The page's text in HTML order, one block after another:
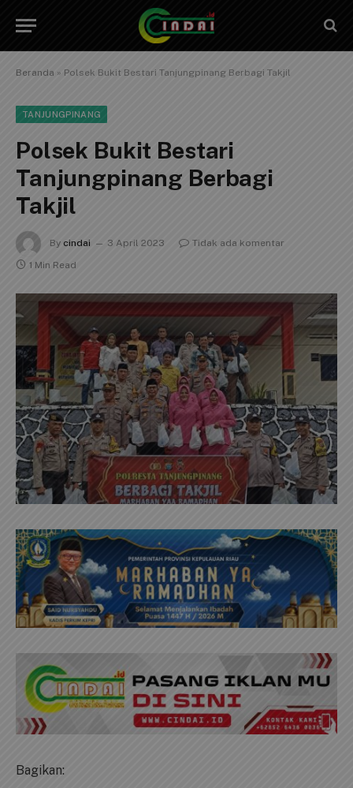
Beranda » Polsek Bukit Bestari Tanjungpinang Berbagi Takjil
TANJUNGPINANG
Polsek Bukit Bestari
Tanjungpinang Berbagi
Takjil
By cindai 3 April 2023
Tidak ada komentar
1 Min Read
Bagikan: